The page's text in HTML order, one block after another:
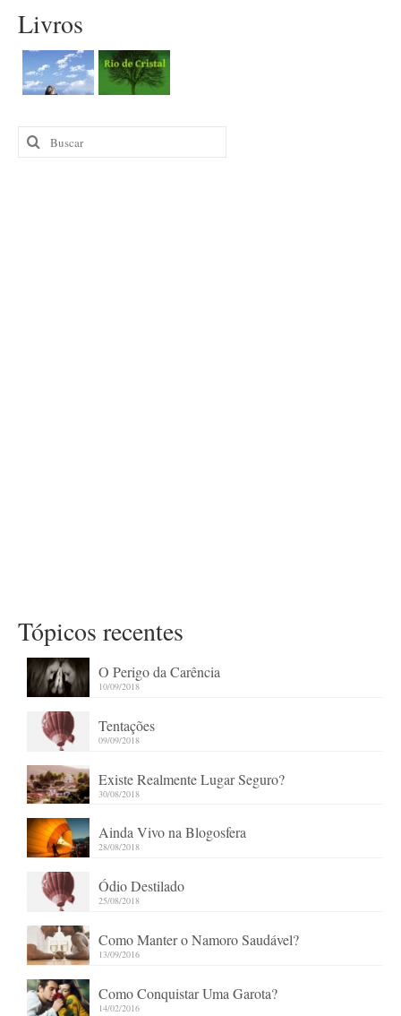
Livros
Buscar
por:
Tópicos recentes
O Perigo da Carência
10/09/2018
Tentações
09/09/2018
Existe Realmente Lugar Seguro?
30/08/2018
Ainda Vivo na Blogosfera
28/08/2018
Ódio Destilado
25/08/2018
Como Manter o Namoro Saudável?
13/09/2016
Como Conquistar Uma Garota?
14/02/2016